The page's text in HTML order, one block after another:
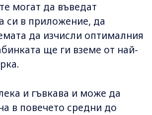
могат да въведат
си в приложение, да
да изчисли оптималния
ще ги вземе от най-
и гъвкава и може да
в повечето средни до